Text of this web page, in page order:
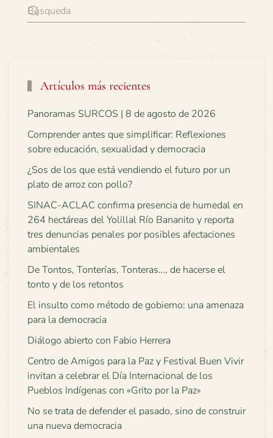
Artículos más recientes
Panoramas SURCOS | 8 de agosto de 2026
Comprender antes que simplificar: Reflexiones
sobre educación, sexualidad y democracia
¿Sos de los que está vendiendo el futuro por un
plato de arroz con pollo?
SINAC-ACLAC confirma presencia de humedal en
264 hectáreas del Yolillal Río Bananito y reporta
tres denuncias penales por posibles afectaciones
ambientales
De Tontos, Tonterías, Tonteras…, de hacerse el
tonto y de los retontos
El insulto como método de gobierno: una amenaza
para la democracia
Diálogo abierto con Fabio Herrera
Centro de Amigos para la Paz y Festival Buen Vivir
invitan a celebrar el Día Internacional de los
Pueblos Indígenas con «Grito por la Paz»
No se trata de defender el pasado, sino de construir
una nueva democracia